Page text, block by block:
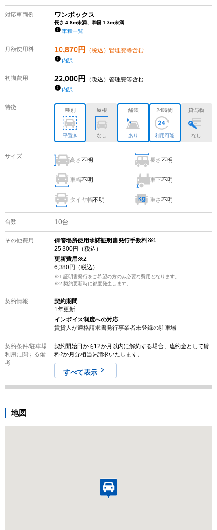
対応車両例 ワンボックス
長さ 4.8m未満、車幅 1.8m未満
車種一覧
月額使用料 10,870円 （税込）管理費等含む
内訳
初期費用 22,000円 （税込）管理費等含む
内訳
特徴 種別
平置き
屋根
なし
舗装
あり
24時間
利用可能
貸与物
なし
サイズ
高さ不明 長さ不明
車幅不明 車下不明
タイヤ幅不明 重さ不明
台数 10台
その他費用
保管場所使用承諾証明書発行手数料※1
25,300円（税込）
更新費用 ※2
6,380円（税込）
※1 証明書発行をご希望の方のみ必要な費用となります。
※2 契約更新時に都度発生します。
契約情報
契約期間
1年更新
インボイス制度への対応
賃貸人が適格請求書発行事業者未登録の駐車場
契約条件/駐車場
利用に関する備
考
契約開始日から12か月以内に解約する場合、違約金として賃
料2か月分相当を請求いたします。
すべて表示
地図